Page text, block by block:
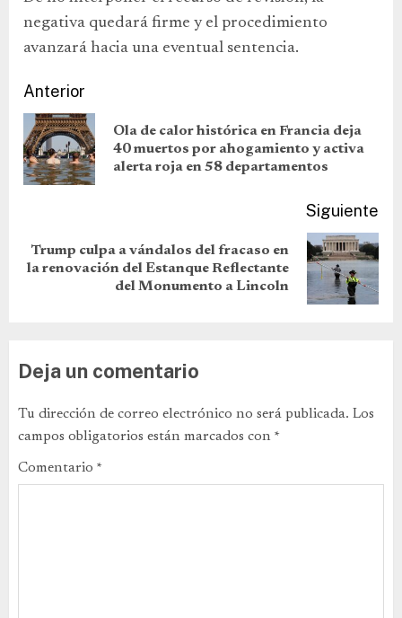
negativa quedará firme y el procedimiento
avanzará hacia una eventual sentencia.
Anterior
Ola de calor histórica en Francia deja
40 muertos por ahogamiento y activa
alerta roja en 58 departamentos
Siguiente
Trump culpa a vándalos del fracaso en
la renovación del Estanque Reflectante
del Monumento a Lincoln
Deja un comentario
Tu dirección de correo electrónico no será publicada. Los
campos obligatorios están marcados con *
Comentario *